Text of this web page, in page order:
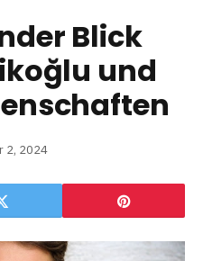
Blick
und
2, 2024